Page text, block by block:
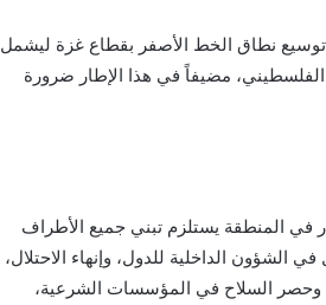
توسيع نطاق الخط الأصفر بقطاع غزة ليشمل
من القطاع فقط للشعب الفلسطيني، مضيفاً في هذا الإطار ضرورة
في المنطقة يستلزم تبني جميع الأطراف
الداخلية للدول، وإنهاء الاحتلال،
وحصر السلاح في المؤسسات الشرعية،